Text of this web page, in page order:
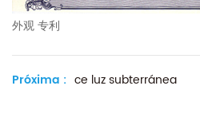
外观 专利
Próxima : ce luz subterránea